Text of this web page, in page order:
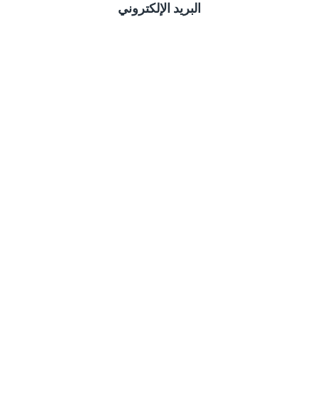
البريد الإلكتروني